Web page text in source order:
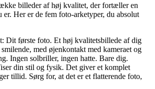
billeder af høj kvalitet, der fortæller en
er. Her er de fem foto-arketyper, du absolut
Dit første foto. Et høj kvalitetsbillede af dig
med øjenkontakt med kameraet og
Ingen solbriller, ingen hatte. Bare dig.
din stil og fysik. Det giver et komplet
tillid. Sørg for, at det er et flatterende foto,